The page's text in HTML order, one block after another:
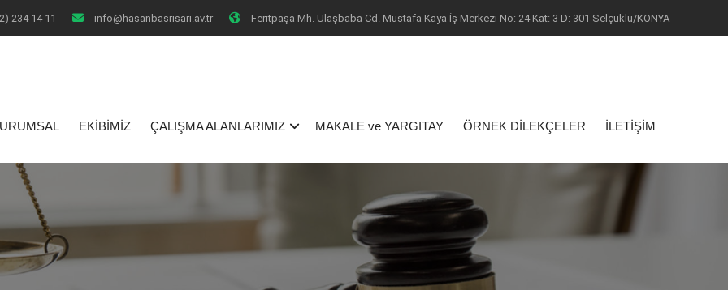
234 14 11 info@hasanbasrisari.av.tr Feritpaşa Mh. Ulaşbaba Cd. Mustafa Kaya İş Merkezi No: 24 Kat: 3 D: 301 Selçuklu/KONYA
EKİBİMİZ ÇALIŞMA ALANLARIMIZ MAKALE ve YARGITAY ÖRNEK DİLEKÇELER İLETİŞİM